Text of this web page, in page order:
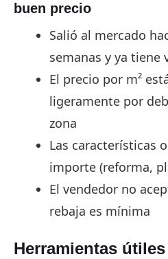
buen precio
Salió al mercado
semanas y ya tiene
El precio por m²
ligeramente por
zona
Las características
importe (reforma,
El vendedor no
rebaja es mínima
Herramientas